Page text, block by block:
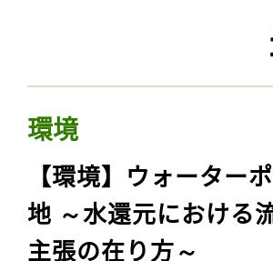
環境
【環境】ウォーター
地 ～水還元における
主張の在り方～